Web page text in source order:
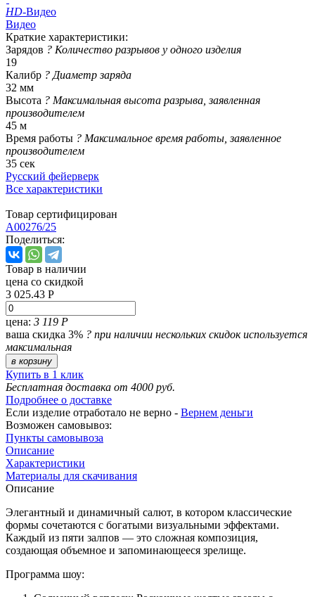
HD-Видео
Видео
Краткие характеристики:
Зарядов ? Количество разрывов у одного изделия
19
Калибр ? Диаметр заряда
32 мм
Высота ? Максимальная высота разрыва, заявленная
производителем
45 м
Время работы ? Максимальное время работы, заявленное
производителем
35 сек
Русский фейерверк
Все характеристики
Товар сертифицирован
A00276/25
Поделиться:
Товар в наличии
цена со скидкой
3 025.43 Р
цена: 3 119 Р
ваша скидка 3% ? при наличии нескольких скидок используется
максимальная
в корзину
Купить в 1 клик
Бесплатная доставка от 4000 руб.
Подробнее о доставке
Если изделие отработало не верно - Вернем деньги
Возможен самовывоз:
Пункты самовывоза
Описание
Характеристики
Материалы для скачивания
Описание
Элегантный и динамичный салют, в котором классические
формы сочетаются с богатыми визуальными эффектами.
Каждый из пяти залпов — это сложная композиция,
создающая объемное и запоминающееся зрелище.
Программа шоу: